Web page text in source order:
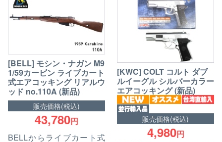
[BELL] モシン・ナガン M9
1/59カービン ライブカート
式エアコッキング リアルウ
ッド no.110A (新品)
販売価格(税込)
43,780円
BELLからライブカート式
[KWC] COLT コルト ダブ
ルイーグル シルバーカラー
エアコッキング (新品)
販売価格(税込)
4,980円